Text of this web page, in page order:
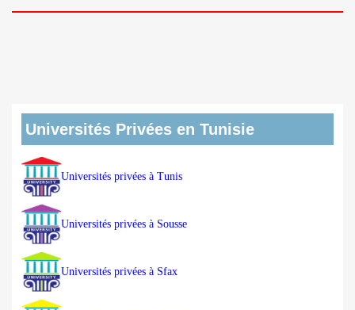
Universités Privées en Tunisie
Universités privées à Tunis
Universités privées à Sousse
Universités privées à Sfax